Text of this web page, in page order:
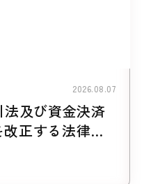
2026.08.07
及び資金決済
正する法律案
資産に係る規